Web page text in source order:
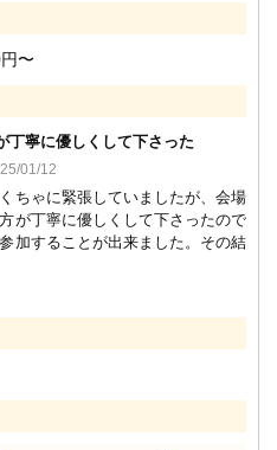
〜
丁寧に優しくして下さった
01/12
ちゃに緊張していましたが、会場
が丁寧に優しくして下さったので
加することが出来ました。その結